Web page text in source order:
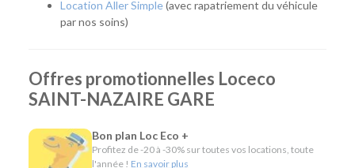
Notre agence met à votre disposition une flotte complète
pour répondre à tous les usages :
ville.
Routières, SUV et monospaces pour les vacances ou
les longs trajets.
Minibus pour voyager en groupe.
Utilitaires de différentes capacités pour un
déménagement, des travaux ou le transport de
Location Aller Simple(avec rapatriement du véhicule
par nos soins)
Offres promotionnelles Loceco
SAINT-NAZAIRE GARE
Bon plan Loc Eco +
Profitez de -20 à -30% sur toutes vos locations, toute
l'année ! En savoir plus